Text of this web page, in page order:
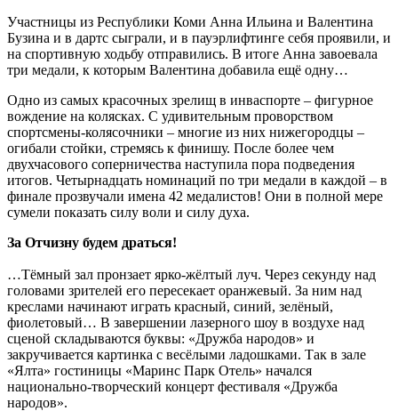
Участницы из Республики Коми Анна Ильина и Валентина
Бузина и в дартс сыграли, и в пауэрлифтинге себя проявили, и
на спортивную ходьбу отправились. В итоге Анна завоевала
три медали, к которым Валентина добавила ещё одну…
Одно из самых красочных зрелищ в инваспорте – фигурное
вождение на колясках. С удивительным проворством
спортсмены-колясочники – многие из них нижегородцы –
огибали стойки, стремясь к финишу. После более чем
двухчасового соперничества наступила пора подведения
итогов. Четырнадцать номинаций по три медали в каждой – в
финале прозвучали имена 42 медалистов! Они в полной мере
сумели показать силу воли и силу духа.
За Отчизну будем драться!
…Тёмный зал пронзает ярко-жёлтый луч. Через секунду над
головами зрителей его пересекает оранжевый. За ним над
креслами начинают играть красный, синий, зелёный,
фиолетовый… В завершении лазерного шоу в воздухе над
сценой складываются буквы: «Дружба народов» и
закручивается картинка с весёлыми ладошками. Так в зале
«Ялта» гостиницы «Маринс Парк Отель» начался
национально-творческий концерт фестиваля «Дружба
народов».